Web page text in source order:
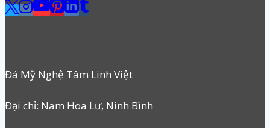
Đá Mỹ Nghệ Tâm Linh Việt
Đại chỉ: Nam Hoa Lư, Ninh Bình